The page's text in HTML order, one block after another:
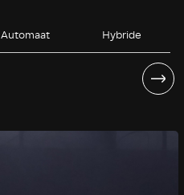
Automaat Hybride